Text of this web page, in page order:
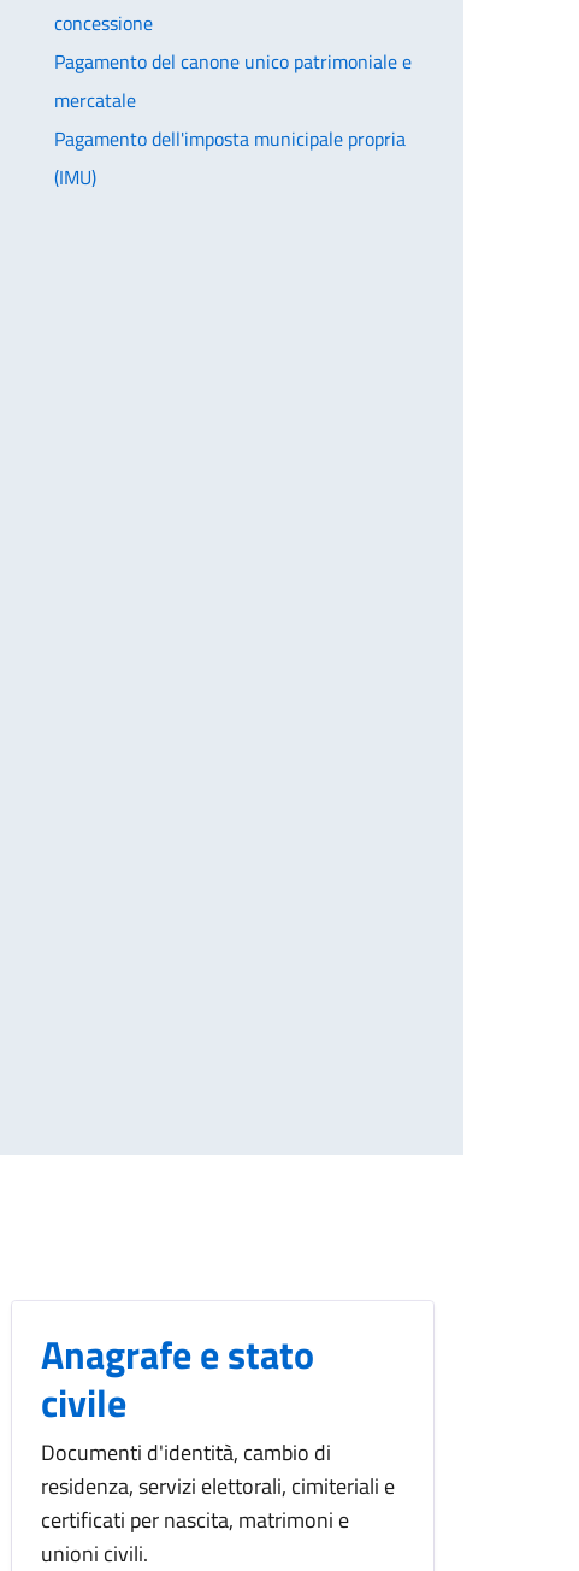
concessione
Pagamento del canone unico patrimoniale e
mercatale
Pagamento dell'imposta municipale propria
(IMU)
Anagrafe e stato
civile
Documenti d'identità, cambio di
residenza, servizi elettorali, cimiteriali e
certificati per nascita, matrimoni e
unioni civili.